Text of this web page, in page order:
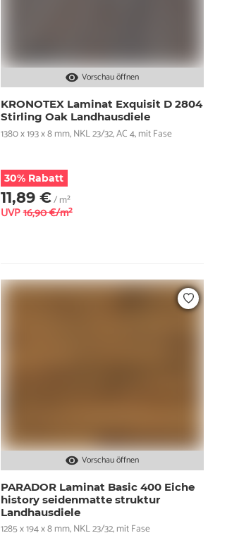
Vorschau öffnen
KRONOTEX Laminat Exquisit D 2804
Stirling Oak Landhausdiele
1380 x 193 x 8 mm, NKL 23/32, AC 4, mit Fase
30% Rabatt
11,89 €/ m²
UVP 16,90 €/m²
Vorschau öffnen
PARADOR Laminat Basic 400 Eiche
history seidenmatte struktur
Landhausdiele
1285 x 194 x 8 mm, NKL 23/32, mit Fase